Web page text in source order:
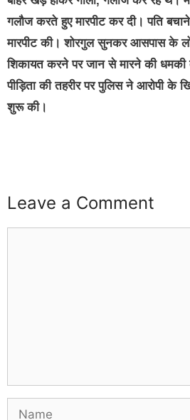
गलौज करते हुए मारपीट कर दी। पति
मारपीट की। शोरगुल सुनकर आसपास के
शिकायत करने पर जान से मारने की धमकी
पीड़िता की तहरीर पर पुलिस ने आरोपी के
शुरू की।
Leave a Comment